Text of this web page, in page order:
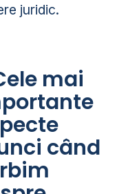
juridic.
mai
când